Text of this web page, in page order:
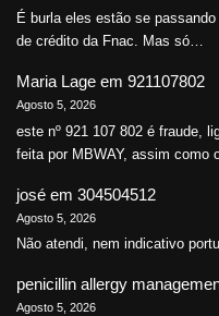
É burla eles estão se
de crédito da Fnac. Mas só…
Maria Lage em 921107802
Agosto 5, 2026
este nº 921 107 802 é fraude,
feita por MBWAY, assim como
josé em 304504512
Agosto 5, 2026
Não atendi, nem indicativo
penicillin allergy
Agosto 5, 2026